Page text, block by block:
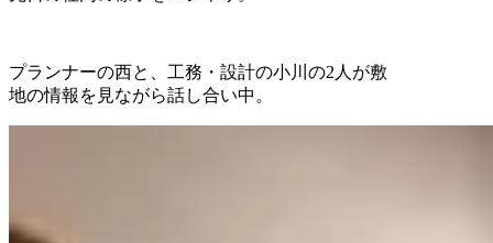
プランナーの西と、工務・設計の小川の2人が敷
地の情報を見ながら話し合い中。